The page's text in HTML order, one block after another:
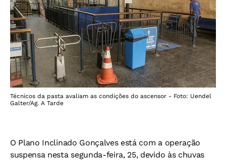
Técnicos da pasta avaliam as condições do ascensor - Foto: Uendel
Galter/Ag. A Tarde
O Plano Inclinado Gonçalves está com a operação
suspensa nesta segunda-feira, 25, devido às chuvas